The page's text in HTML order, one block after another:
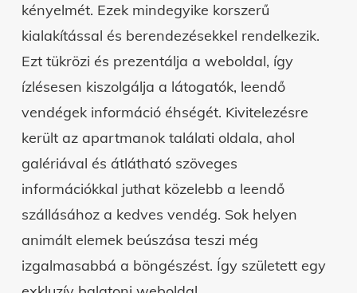
kényelmét. Ezek mindegyike korszerű
kialakítással és berendezésekkel rendelkezik.
Ezt tükrözi és prezentálja a weboldal, így
ízlésesen kiszolgálja a látogatók, leendő
vendégek információ éhségét. Kivitelezésre
került az apartmanok találati oldala, ahol
galériával és átlátható szöveges
információkkal juthat közelebb a leendő
szállásához a kedves vendég. Sok helyen
animált elemek beúszása teszi még
izgalmasabbá a böngészést. Így született egy